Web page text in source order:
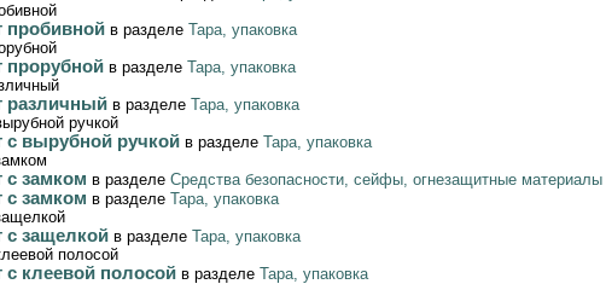
пробивной в разделе Тара, упаковка
прорубной в разделе Тара, упаковка
различный в разделе Тара, упаковка
ручкой
с вырубной ручкой в разделе Тара, упаковка
с замком в разделе Средства безопасности, сейфы, огнезащитные материалы
с замком в разделе Тара, упаковка
с защелкой в разделе Тара, упаковка
полосой
с клеевой полосой в разделе Тара, упаковка